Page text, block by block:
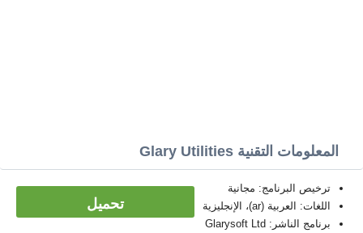
المعلومات التقنية Glary Utilities
تحميل
ترخيص البرنامج: مجانية
اللغات: العربية (ar)، الإنجليزية
برنامج الناشر: Glarysoft Ltd